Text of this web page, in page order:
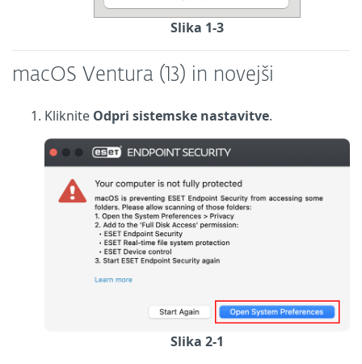
Slika 1-3
macOS Ventura (13) in novejši
Kliknite Odpri sistemske nastavitve.
Slika 2-1